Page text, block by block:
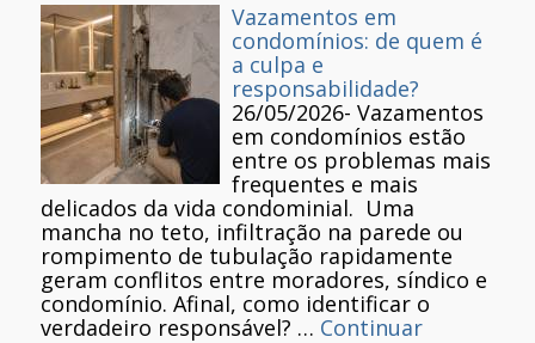
Vazamentos em
condomínios: de quem é
a culpa e
responsabilidade?
26/05/2026- Vazamentos
em condomínios estão
entre os problemas mais
frequentes e mais
delicados da vida condominial. Uma
mancha no teto, infiltração na parede ou
rompimento de tubulação rapidamente
geram conflitos entre moradores, síndico e
condomínio. Afinal, como identificar o
verdadeiro responsável? … Continuar